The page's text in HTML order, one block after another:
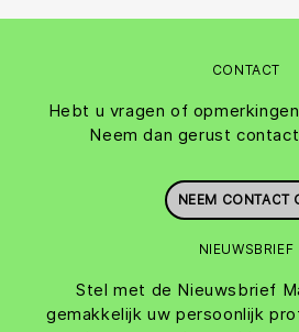
CONTACT
Hebt u vragen of
Neem dan gerust
NEEM CONTACT
NIEUWSBRIEF
Stel met de Nieuwsbrief
gemakkelijk uw persoonlijk